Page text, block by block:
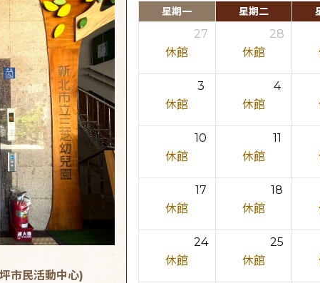
星期一 星期二
27
休館
28
休館
3
休館
4
休館
10
休館
11
休館
17
休館
18
休館
24
休館
25
休館
市民活動中心)